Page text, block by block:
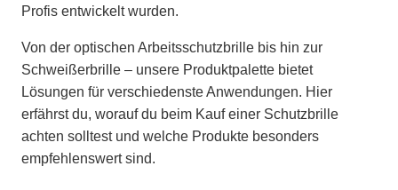
Profis entwickelt wurden.
Von der optischen Arbeitsschutzbrille bis hin zur
Schweißerbrille – unsere Produktpalette bietet
Lösungen für verschiedenste Anwendungen. Hier
erfährst du, worauf du beim Kauf einer Schutzbrille
achten solltest und welche Produkte besonders
empfehlenswert sind.